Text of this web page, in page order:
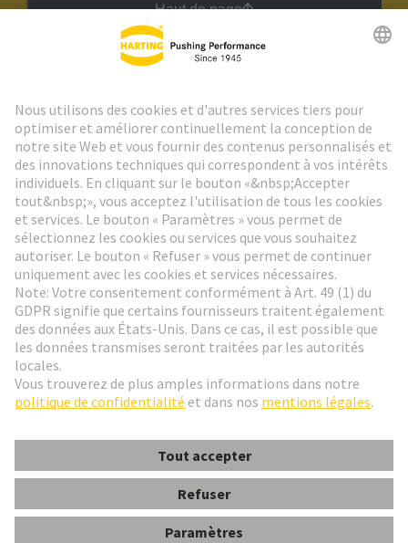
Haut de page
Aller à l'inscription
Social Media
France Français
© HARTING Technology Group
ContactPolitique de confidentialité
Conditions Générales de Vente